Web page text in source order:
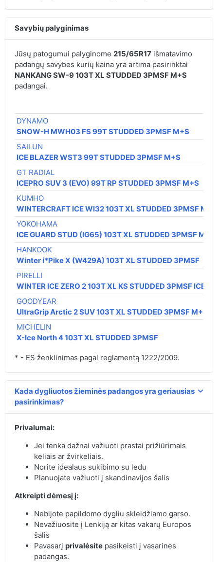
Savybių palyginimas
Jūsų patogumui palyginome 215/65R17išmatavimo
padangų savybes kurių kaina yra artima pasirinktai
NANKANG SW-9 103T XL STUDDED 3PMSF M+S
padangai.
DYNAMO
SNOW-H MWH03 FS 99T STUDDED 3PMSF M+S
SAILUN
ICE BLAZER WST3 99T STUDDED 3PMSF M+S
GT RADIAL
ICEPRO SUV 3 (EVO) 99T RP STUDDED 3PMSF M+S
KUMHO
WINTERCRAFT ICE WI32 103T XL STUDDED 3PMSF M+S
YOKOHAMA
ICE GUARD STUD (IG65) 103T XL STUDDED 3PMSF M+S
HANKOOK
Winter i*Pike X (W429A) 103T XL STUDDED 3PMSF
PIRELLI
WINTER ICE ZERO 2 103T XL KS STUDDED 3PMSF
GOODYEAR
UltraGrip Arctic 2 SUV 103T XL STUDDED 3PMSF M+S
MICHELIN
X-Ice North 4 103T XL STUDDED 3PMSF
* - ES ženklinimas pagal reglamentą 1222/2009.
Kada dygliuotos žieminės padangos yra geriausias
pasirinkimas?
Privalumai:
Jei tenka dažnai važiuoti prastai prižiūrimais
keliais ar žvirkeliais.
Norite idealaus sukibimo su ledu
Planuojate važiuoti į skandinavijos šalis
Atkreipti dėmesį į:
Nebijote papildomo dygliu skleidžiamo garso.
Nevažiuosite į Lenkiją ar kitas vakarų Europos
šalis
Pavasarį privalėsitepasikeisti į vasarines
padangas.